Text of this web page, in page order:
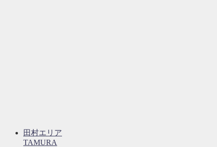
田村エリア
TAMURA